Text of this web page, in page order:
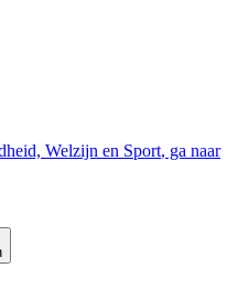
Welzijn en Sport, ga naar